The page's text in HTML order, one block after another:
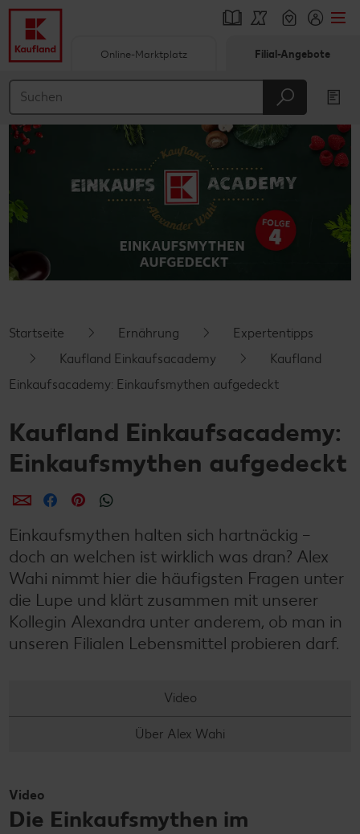
Hauptinhalt
Footer
Schwebender Seitenbereich
Online-Marktplatz Filial-Angebote
Startseite Ernährung
Expertentipps
Kaufland Einkaufsacademy
Kaufland
Einkaufsacademy: Einkaufsmythen aufgedeckt
Kaufland Einkaufsacademy:
Einkaufsmythen aufgedeckt
per E-Mail teilen
per Facebook teilen
per Pinterest teilen
Einkaufsmythen halten sich hartnäckig –
doch an welchen ist wirklich was dran? Alex
Wahi nimmt hier die häufigsten Fragen unter
die Lupe und klärt zusammen mit unserer
Kollegin Alexandra unter anderem, ob man in
unseren Filialen Lebensmittel probieren darf.
Video
Über Alex Wahi
Video
Die Einkaufsmythen im